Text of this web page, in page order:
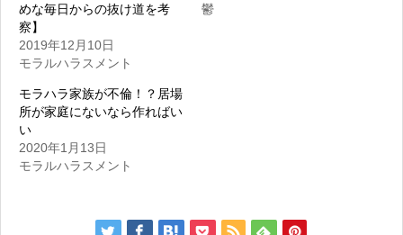
めな毎日からの抜け道を考
察】
2019年12月10日
モラルハラスメント
鬱
モラハラ家族が不倫！？居場
所が家庭にないなら作ればい
い
2020年1月13日
モラルハラスメント